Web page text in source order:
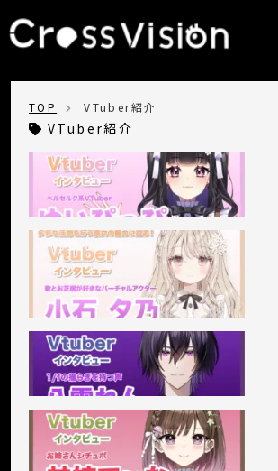
TOP VTuber紹介
VTuber紹介